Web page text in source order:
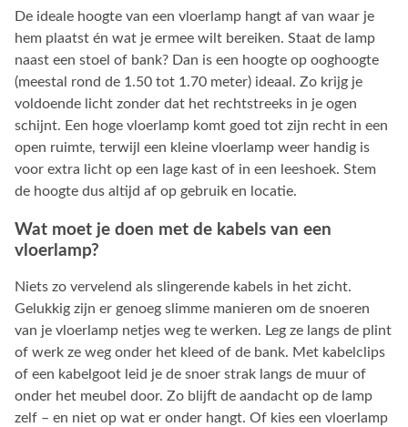
De ideale hoogte van een vloerlamp hangt af van waar je
hem plaatst én wat je ermee wilt bereiken. Staat de lamp
naast een stoel of bank? Dan is een hoogte op ooghoogte
(meestal rond de 1.50 tot 1.70 meter) ideaal. Zo krijg je
voldoende licht zonder dat het rechtstreeks in je ogen
schijnt. Een hoge vloerlamp komt goed tot zijn recht in een
open ruimte, terwijl een kleine vloerlamp weer handig is
voor extra licht op een lage kast of in een leeshoek. Stem
de hoogte dus altijd af op gebruik en locatie.
Wat moet je doen met de kabels van een
vloerlamp?
Niets zo vervelend als slingerende kabels in het zicht.
Gelukkig zijn er genoeg slimme manieren om de snoeren
van je vloerlamp netjes weg te werken. Leg ze langs de plint
of werk ze weg onder het kleed of de bank. Met kabelclips
of een kabelgoot leid je de snoer strak langs de muur of
onder het meubel door. Zo blijft de aandacht op de lamp
zelf – en niet op wat er onder hangt. Of kies een vloerlamp